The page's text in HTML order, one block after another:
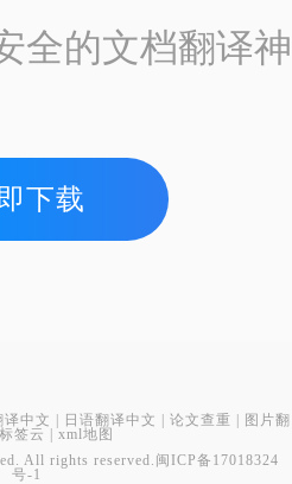
全的文档翻译神
下载
译中文 日语翻译中文 论文查重
图片翻
签云
xml地图
All rights reserved. 闽ICP备17018324
号-1